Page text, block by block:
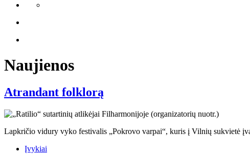
Naujienos
Atrandant folklorą
Lapkričio vidury vyko festivalis „Pokrovo varpai“, kuris į Vilnių sukvietė
Įvykiai